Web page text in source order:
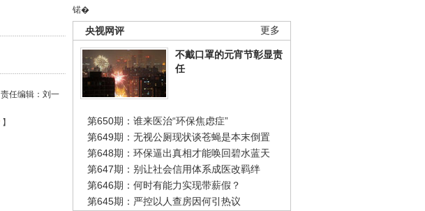
锘�
更多
央视网评
不戴口罩的元宵节彰显责
任
第650期：谁来医治“环保焦虑症”
第649期：无视公厕现状谈苍蝇是本末倒置
第648期：环保逼出真相才能唤回碧水蓝天
第647期：别让社会信用体系成医改羁绊
第646期：何时有能力实现带薪假？
第645期：严控以人查房因何引热议
责任编辑：刘一
】